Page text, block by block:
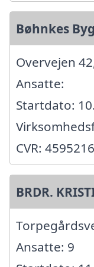
Bøhnkes
Overvejen
Ansatte:
Startdato:
CVR:
BRDR.
Ansatte: 9